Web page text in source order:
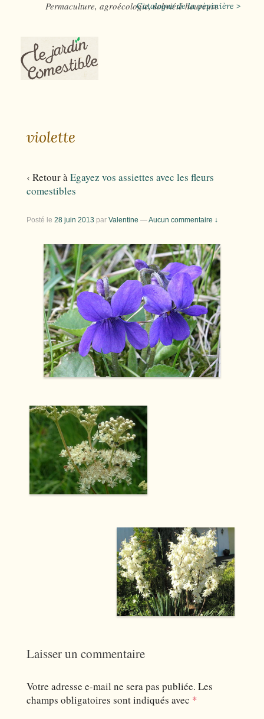
Permaculture, agroécologie, sobriété heureuse
Catalogue de la pépinière >
violette
‹ Retour àEgayez vos assiettes avec les fleurs
comestibles
Posté le 28 juin 2013 par Valentine —Aucun commentaire ↓
Laisser un commentaire
Votre adresse e-mail ne sera pas publiée. Les
champs obligatoires sont indiqués avec *